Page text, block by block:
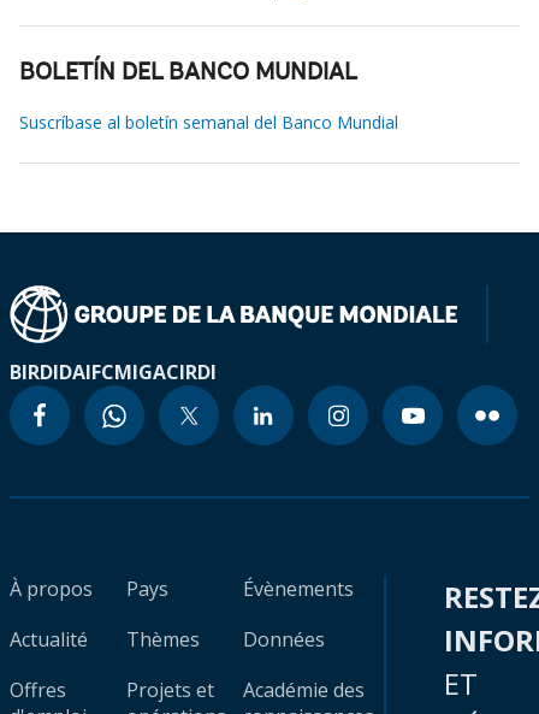
BOLETÍN DEL BANCO MUNDIAL
Suscríbase al boletín semanal del Banco Mundial
BIRDIDAIFCMIGACIRDI
À propos
Actualité
Offres
Pays
Thèmes
Projets et
Évènements
Données
Académie des
ET